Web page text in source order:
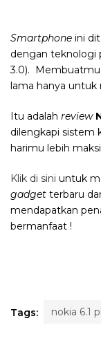
Smartphone ini
dengan teknologi
3.0).
lama hanya untuk
Itu adalah review
dilengkapi sistem
harimu lebih
Klik di sini untuk
gadget terbaru
mendapatkan
bermanfaat !
Tags: nokia 6.1